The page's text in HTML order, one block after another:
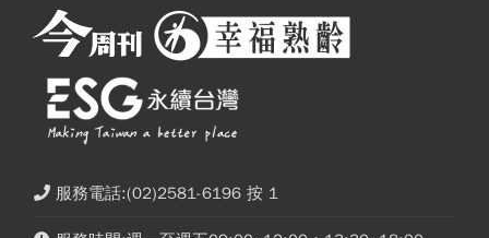
服務電話:(02)2581-6196 按 1